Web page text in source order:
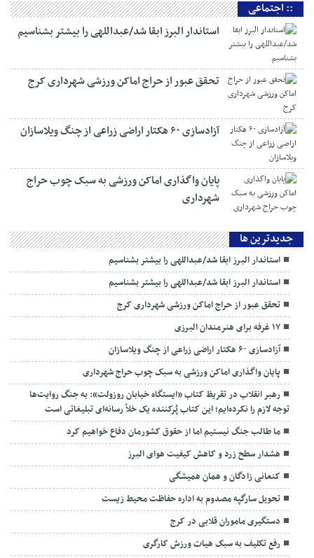
:: اجتماعی
استاندار البرز ابقا شد/عبداللهی را بیشتر بشناسیم
تحقق عبور از حراج اماکن ورزشی شهرداری کرج
آزادسازی ۶۰ هکتار اراضی زراعی از چنگ ویلاسازان
پایان واگذاری اماکن ورزشی به سبک چوب حراج
شهرداری
جديدترين ها
استاندار البرز ابقا شد/عبداللهی را بیشتر بشناسیم
استاندار البرز ابقا شد/عبداللهی را بیشتر بشناسیم
تحقق عبور از حراج اماکن ورزشی شهرداری کرج
۱۷ غرفه برای هنرمندان البرزی
آزادسازی ۶۰ هکتار اراضی زراعی از چنگ ویلاسازان
پایان واگذاری اماکن ورزشی به سبک چوب حراج شهرداری
رهبر انقلاب در تقریظ کتاب «ایستگاه خیابان روزولت»: به جنگ روایت‌ها
توجه لازم را نکرده‌ایم؛ این کتاب پُرکننده‌ یک خلأ رسانه‌ای تبلیغاتی است
ما طالب جنگ نیستیم اما از حقوق کشورمان دفاع خواهیم کرد
هشدار سطح زرد و کاهش کیفیت هوای البرز
کنعانی زادگان و همان همیشگی
تحویل سارگپه مصدوم به اداره حفاظت محیط زیست
دستگیری ماموران قلابی در کرج
رفع تکلیف به سبک هیات ورزش کارگری